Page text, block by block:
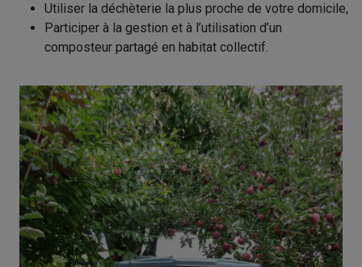
Utiliser la déchèterie la plus proche de votre domicile,
Participer à la gestion et à l’utilisation d’un
composteur partagé en habitat collectif.